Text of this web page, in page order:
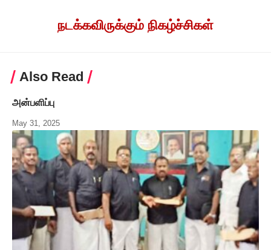
நடக்கவிருக்கும் நிகழ்ச்சிகள்
Also Read
அன்பளிப்பு
May 31, 2025